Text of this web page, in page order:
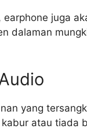
juga
dalaman
yang
atau tiada